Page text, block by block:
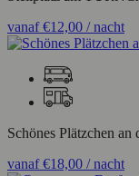
vanaf€12,00 / nacht
Schönes Plätzchen
vanaf€18,00 / nacht